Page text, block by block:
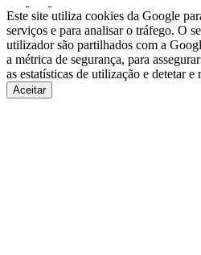
Este site utiliza cookies da Google
serviços e para analisar o tráfego. O
utilizador são partilhados com a
a métrica de segurança, para
as estatísticas de utilização e detetar e
Aceitar